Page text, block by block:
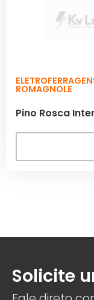
ROMAGNOLE
Pino Rosca
Solicite